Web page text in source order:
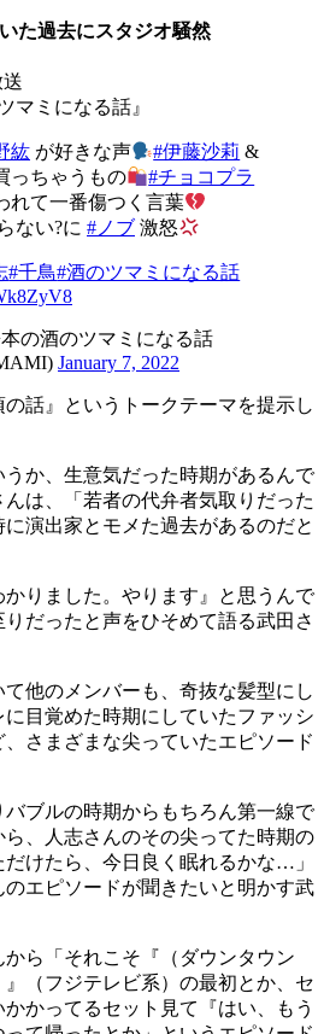
た過去にスタジオ騒然
マミになる話』
紘 が好きな声 #伊藤沙莉 &
っちゃうもの
#チョコプラ
れて一番傷つく言葉
ない?に #ノブ 激怒
#千鳥#酒のツマミになる話
の酒のツマミになる話
January 7, 2022
話』というトークテーマを提示し
うか、生意気だった時期があるんで
は、「若者の代弁者気取りだった
演出家とモメた過去があるのだと
かりました。やります』と思うんで
だったと声をひそめて語る武田さ
他のメンバーも、奇抜な髪型にし
目覚めた時期にしていたファッシ
さまざまな尖っていたエピソード
バブルの時期からもちろん第一線で
、人志さんのその尖ってた時期の
けたら、今日良く眠れるかな…」
エピソードが聞きたいと明かす武
ら「それこそ『（ダウンタウン
（フジテレビ系）の最初とか、セ
かってるセット見て『はい、もう